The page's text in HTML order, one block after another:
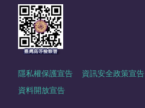
隱私權保護宣告 資訊安全政策宣告
資料開放宣告